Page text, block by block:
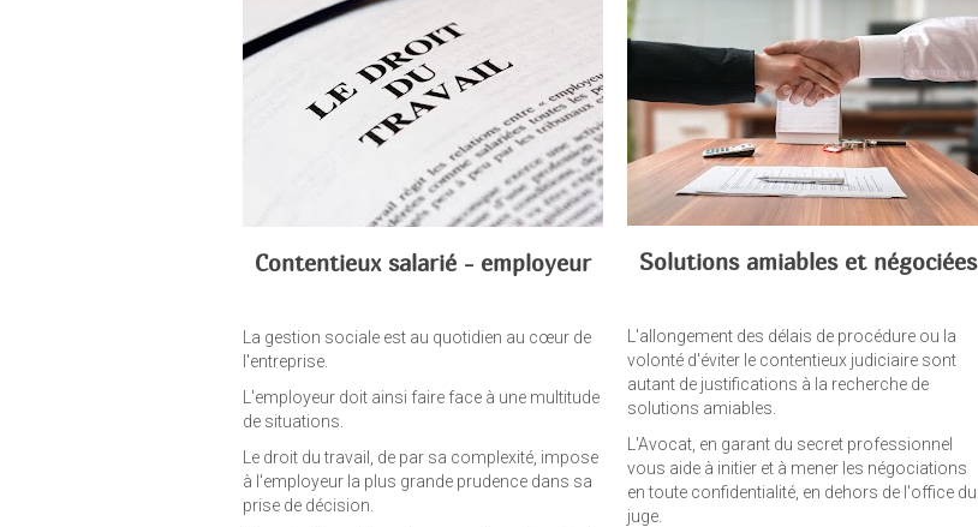
Contentieux salarié - employeur
La gestion sociale est au quotidien au cœur de
l'entreprise.
L'employeur doit ainsi faire face à une multitude
de situations.
Le droit du travail, de par sa complexité, impose
à l'employeur la plus grande prudence dans sa
prise de décision.
Solutions amiables et négociées
L'allongement des délais de procédure ou la
volonté d'éviter le contentieux judiciaire sont
autant de justifications à la recherche de
solutions amiables.
L'Avocat, en garant du secret professionnel
vous aide à initier et à mener les négociations
en toute confidentialité, en dehors de l'office du
juge.